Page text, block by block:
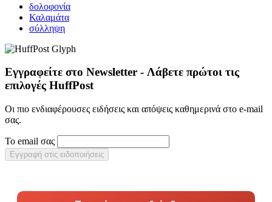
δολοφονία
Καλαμάτα
σύλληψη
Εγγραφείτε στο Newsletter - Λάβετε πρώτοι τις
επιλογές HuffPost
Οι πιο ενδιαφέρουσες ειδήσεις και απόψεις καθημερινά στο e-mail
σας.
Το email σας
Εγγραφή στις ειδοποιήσεις